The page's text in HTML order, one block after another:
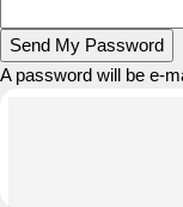
A password will be e-